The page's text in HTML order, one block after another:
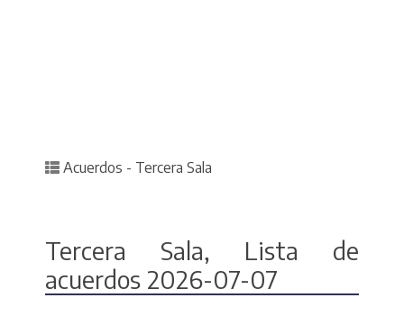
Posted in
Acuerdos - Tercera Sala
Tercera Sala, Lista de
acuerdos 2026-07-07